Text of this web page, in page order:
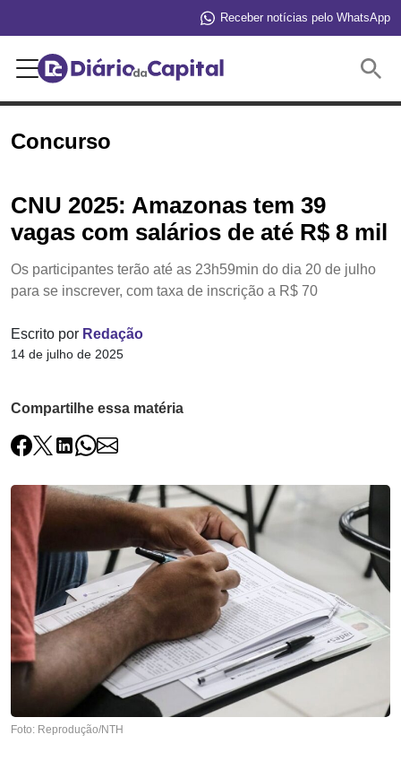
Receber notícias pelo WhatsApp
Concurso
CNU 2025: Amazonas tem 39
vagas com salários de até R$ 8 mil
Os participantes terão até as 23h59min do dia 20 de julho
para se inscrever, com taxa de inscrição a R$ 70
Escrito por Redação
14 de julho de 2025
Compartilhe essa matéria
Foto: Reprodução/NTH